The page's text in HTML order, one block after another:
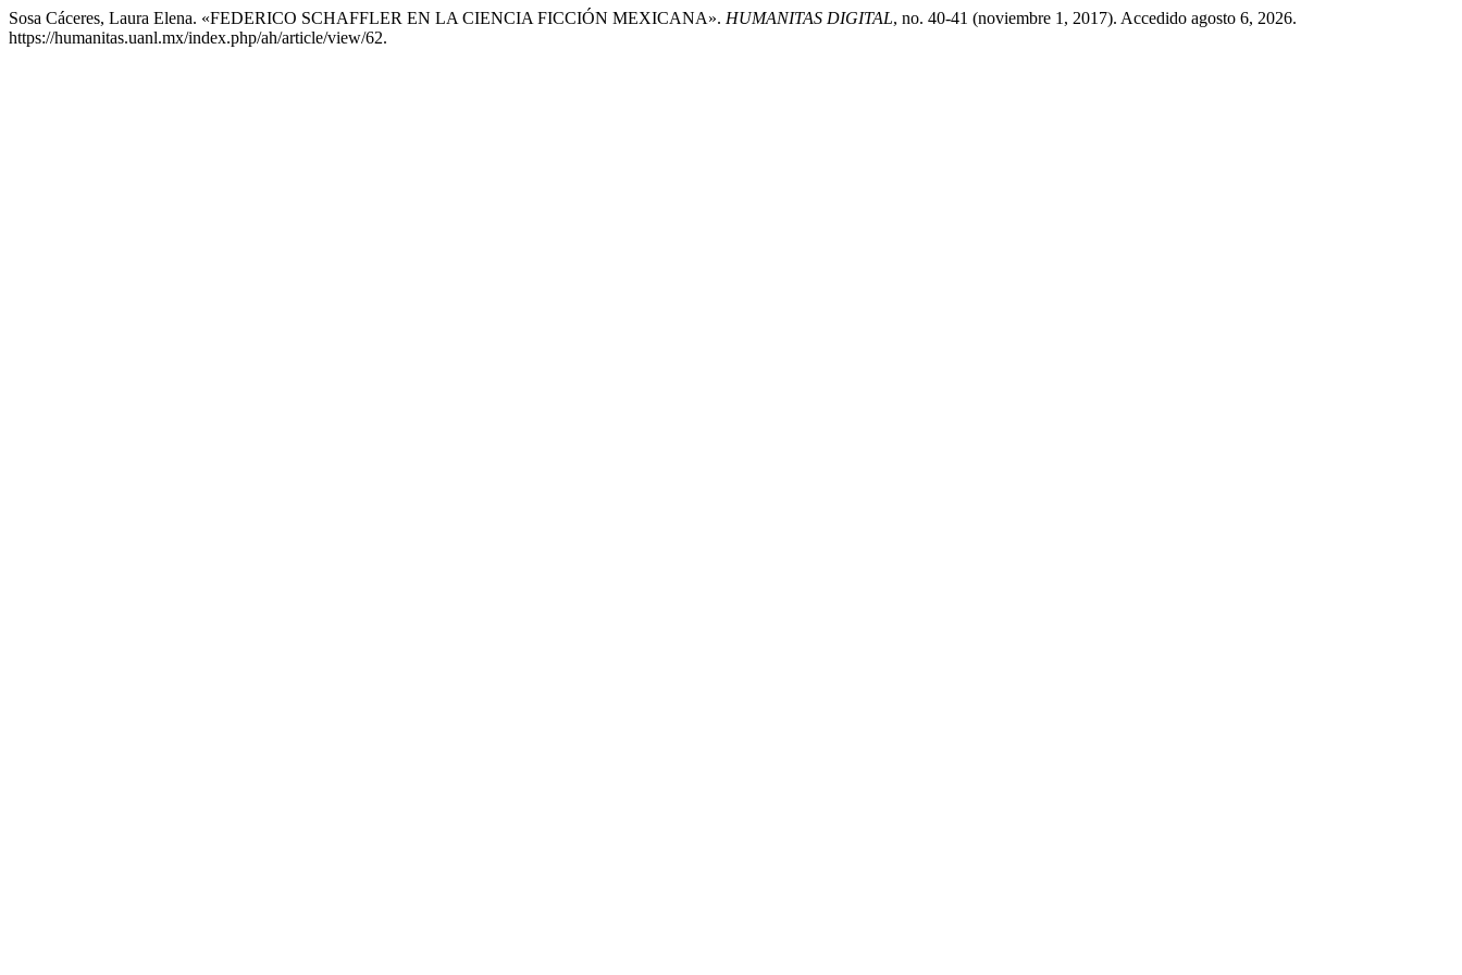
Sosa Cáceres, Laura Elena. «FEDERICO SCHAFFLER EN LA CIENCIA FICCIÓN MEXICANA». HUMANITAS DIGITAL, no. 40-41 (noviembre 1, 2017). Accedido agosto 6, 2026.
https://humanitas.uanl.mx/index.php/ah/article/view/62.